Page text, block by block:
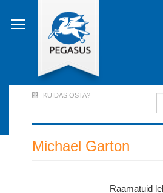
edasi
põhisisu
Account
Menu
KUIDAS OSTA?
Michael Garton
Raamatuid